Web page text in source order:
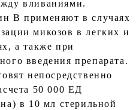
вливаниями.
В применяют в случаях
микозов в легких и
а также при
введения препарата.
непосредственно
50 000 ЕД
в 10 мл стерильной